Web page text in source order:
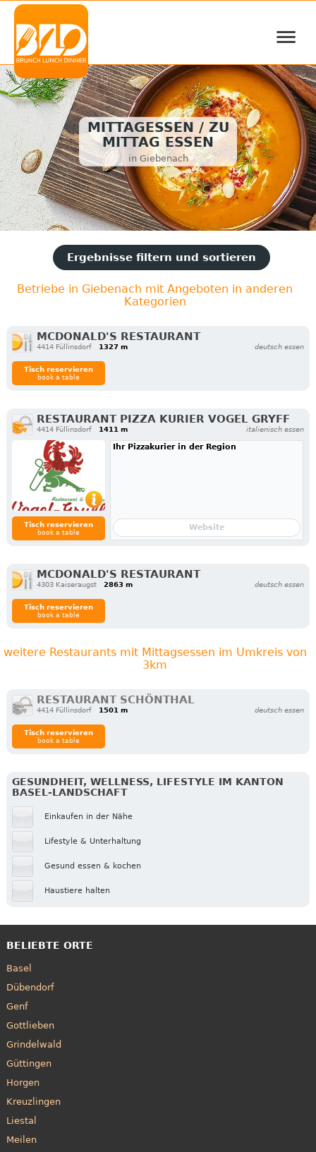
≡
MITTAGESSEN / ZU
MITTAG ESSEN
in Giebenach
Ergebnisse filtern und sortieren
Betriebe in Giebenach mit Angeboten in anderen
Kategorien
MCDONALD'S RESTAURANT
4414 Füllinsdorf 1327 m deutsch essen
Tisch reservieren
book a table
RESTAURANT PIZZA KURIER VOGEL GRYFF
4414 Füllinsdorf 1411 m italienisch essen
Tisch reservieren
book a table
Ihr Pizzakurier in der Region
Website
MCDONALD'S RESTAURANT
4303 Kaiseraugst 2863 m deutsch essen
Tisch reservieren
book a table
weitere Restaurants mit Mittagsessen im Umkreis von
3km
RESTAURANT SCHÖNTHAL
4414 Füllinsdorf 1501 m deutsch essen
Tisch reservieren
book a table
GESUNDHEIT, WELLNESS, LIFESTYLE IM KANTON
BASEL-LANDSCHAFT
Einkaufen in der Nähe
Lifestyle & Unterhaltung
Gesund essen & kochen
Haustiere halten
BELIEBTE ORTE
Basel
Dübendorf
Genf
Gottlieben
Grindelwald
Güttingen
Horgen
Kreuzlingen
Liestal
Meilen